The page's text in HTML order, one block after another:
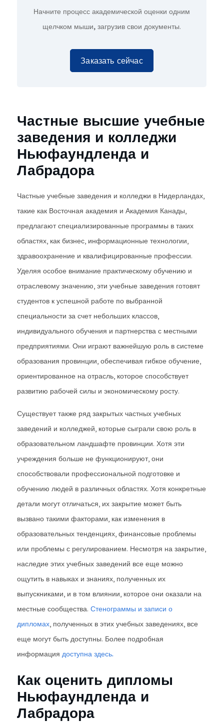
Начните процесс академической оценки одним
щелчком мыши, загрузив свои документы.
Заказать сейчас
Частные высшие учебные
заведения и колледжи
Ньюфаундленда и
Лабрадора
Частные учебные заведения и колледжи в Нидерландах,
такие как Восточная академия и Академия Канады,
предлагают специализированные программы в таких
областях, как бизнес, информационные технологии,
здравоохранение и квалифицированные профессии.
Уделяя особое внимание практическому обучению и
отраслевому значению, эти учебные заведения готовят
студентов к успешной работе по выбранной
специальности за счет небольших классов,
индивидуального обучения и партнерства с местными
предприятиями. Они играют важнейшую роль в системе
образования провинции, обеспечивая гибкое обучение,
ориентированное на отрасль, которое способствует
развитию рабочей силы и экономическому росту.
Существует также ряд закрытых частных учебных
заведений и колледжей, которые сыграли свою роль в
образовательном ландшафте провинции. Хотя эти
учреждения больше не функционируют, они
способствовали профессиональной подготовке и
обучению людей в различных областях. Хотя конкретные
детали могут отличаться, их закрытие может быть
вызвано такими факторами, как изменения в
образовательных тенденциях, финансовые проблемы
или проблемы с регулированием. Несмотря на закрытие,
наследие этих учебных заведений все еще можно
ощутить в навыках и знаниях, полученных их
выпускниками, и в том влиянии, которое они оказали на
местные сообщества. Стенограммы и записи о
дипломах, полученных в этих учебных заведениях, все
еще могут быть доступны. Более подробная
информация доступна здесь.
Как оценить дипломы
Ньюфаундленда и
Лабрадора